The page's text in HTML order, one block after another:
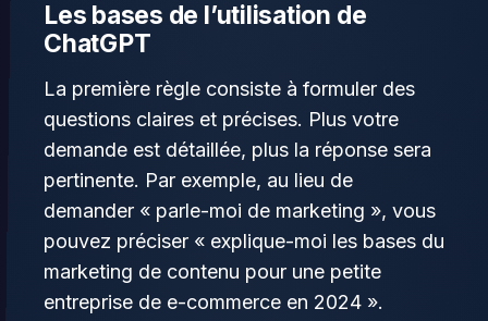
Les bases de l’utilisation de
ChatGPT
La première règle consiste à formuler des
questions claires et précises. Plus votre
demande est détaillée, plus la réponse sera
pertinente. Par exemple, au lieu de
demander « parle-moi de marketing », vous
pouvez préciser « explique-moi les bases du
marketing de contenu pour une petite
entreprise de e-commerce en 2024 ».